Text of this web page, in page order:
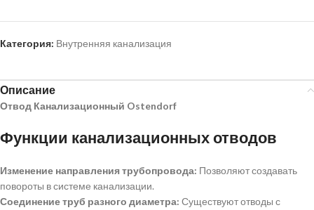
Категория: Внутренняя канализация
Описание
Отвод Канализационный Ostendorf
Функции канализационных отводов
Изменение направления трубопровода: Позволяют создавать
повороты в системе канализации.
Соединение труб разного диаметра: Существуют отводы с